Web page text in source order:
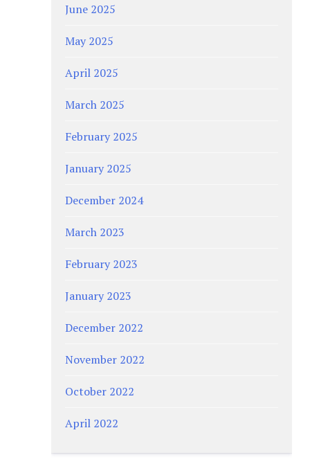
June 2025
May 2025
April 2025
March 2025
February 2025
January 2025
December 2024
March 2023
February 2023
January 2023
December 2022
November 2022
October 2022
April 2022